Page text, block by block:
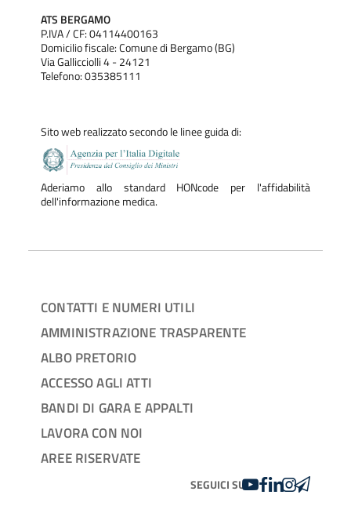
ATS BERGAMO
P.IVA / CF: 04114400163
Domicilio fiscale: Comune di Bergamo (BG)
Via Gallicciolli 4 - 24121
Telefono: 035385111
Sito web realizzato secondo le linee guida di:
Aderiamo allo standard HONcode per l'affidabilità
dell'informazione medica.
CONTATTI E NUMERI UTILI
AMMINISTRAZIONE TRASPARENTE
ALBO PRETORIO
ACCESSO AGLI ATTI
BANDI DI GARA E APPALTI
LAVORA CON NOI
AREE RISERVATE
SEGUICI SUYOUTUBE
FACEBOOK
LINKEDIN
INSTAGRAM